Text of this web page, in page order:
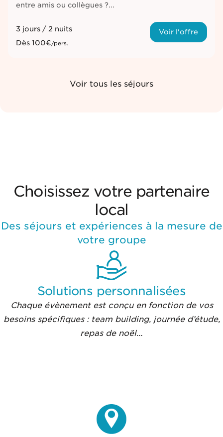
entre amis ou collègues ?...
3 jours / 2 nuits
Dès 100€/pers.
Voir l'offre
Voir tous les séjours
Choisissez votre partenaire
local
Des séjours et expériences à la mesure de
votre groupe
Solutions personnalisées
Chaque évènement est conçu en fonction de vos
besoins spécifiques : team building, journée d’étude,
repas de noël…